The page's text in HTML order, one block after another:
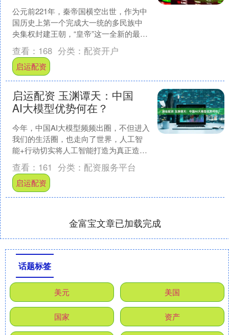
公元前221年，秦帝国横空出世，作为中
国历史上第一个完成大一统的多民族中
央集权封建王朝，“皇帝”这一全新的最高
称号也由此确立。然而，这个看似无比
强盛的庞然大物，....
查看： 168 分类： 配资开户
启运配资
启运配资 玉渊谭天：中国
AI大模型优势何在？
今年，中国AI大模型频频出圈，不但进入
我们的生活圈，也走向了世界，人工智
能+行动切实将人工智能打造为真正造福
人类的国际公共产品。26日，国家发展
改革委郑栅洁主任....
查看： 161 分类： 配资服务平台
启运配资
金富宝文章已加载完成
话题标签
美元 美国
国家 资产